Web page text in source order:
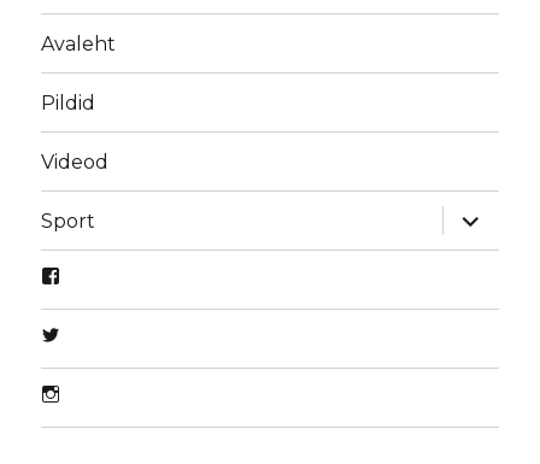
Avaleht
Pildid
Videod
Sport
laienda